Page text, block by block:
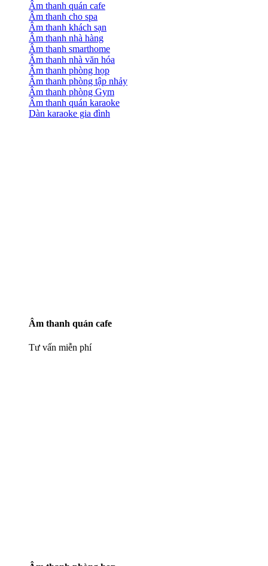
Âm thanh quán cafe
Âm thanh cho spa
Âm thanh khách sạn
Âm thanh nhà hàng
Âm thanh smarthome
Âm thanh nhà văn hóa
Âm thanh phòng họp
Âm thanh phòng tập nhảy
Âm thanh phòng Gym
Âm thanh quán karaoke
Dàn karaoke gia đình
Âm thanh quán cafe
Tư vấn miễn phí